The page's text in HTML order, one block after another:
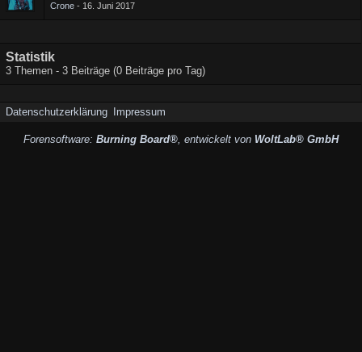
Crone 16. Juni 2017
Statistik
3 Themen - 3 Beiträge (0 Beiträge pro Tag)
Datenschutzerklärung Impressum
Forensoftware: Burning Board®, entwickelt von WoltLab® GmbH